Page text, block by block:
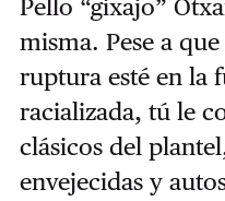
Pello “gixajo”
misma. Pese a
ruptura esté en la
racializada, tú le
clásicos del
envejecidas y